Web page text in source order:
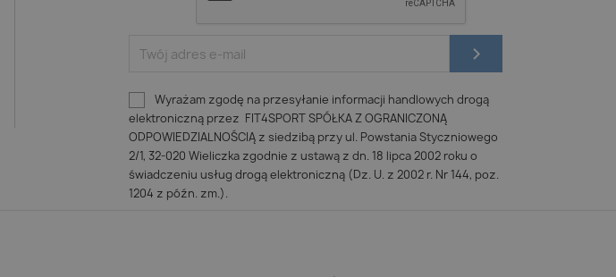
Wyrażam zgodę na przesyłanie informacji handlowych drogą
elektroniczną przez FIT4SPORT SPÓŁKA Z OGRANICZONĄ
ODPOWIEDZIALNOŚCIĄ z siedzibą przy ul. Powstania Styczniowego
2/1, 32-020 Wieliczka zgodnie z ustawą z dn. 18 lipca 2002 roku o
świadczeniu usług drogą elektroniczną (Dz. U. z 2002 r. Nr 144, poz.
1204 z późn. zm.).